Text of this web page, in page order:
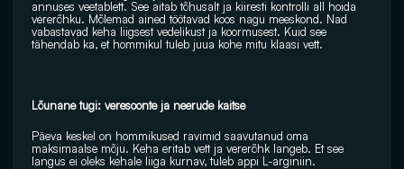
annuses veetablett. See aitab tõhusalt ja kiiresti kontrolli all hoida
vererõhku. Mõlemad ained töötavad koos nagu meeskond. Nad
vabastavad keha liigsest vedelikust ja koormusest. Kuid see
tähendab ka, et hommikul tuleb juua kohe mitu klaasi vett.
Lõunane tugi: veresoonte ja neerude kaitse
Päeva keskel on hommikused ravimid saavutanud oma
maksimaalse mõju. Keha eritab vett ja vererõhk langeb. Et see
langus ei oleks kehale liiga kurnav, tuleb appi L-arginiin.